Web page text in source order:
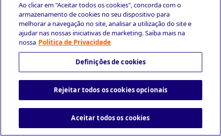
Avenida Cais do Apolo, 77
CEP 50030-220
+55 81 3419-6700
Ao clicar em "Aceitar todos os cookies", concorda com o
armazenamento de cookies no seu dispositivo para
melhorar a navegação no site, analisar a utilização do site e
ajudar nas nossas iniciativas de marketing. Saiba mais na
nossa Política de Privacidade
Definições de cookies
Rejeitar todos os cookies opcionais
Aceitar todos os cookies